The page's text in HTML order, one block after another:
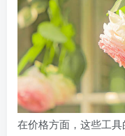
在价格方面，这些工